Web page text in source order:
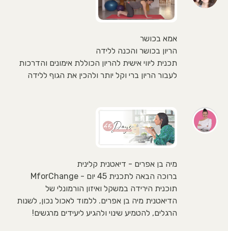
אמא בכושר
הריון בכושר והכנה ללידה
תכנית ליווי אישית להריון הכוללת אימונים והדרכות
לעבור הריון ברי וקל יותר ולהכין את הגוף ללידה
מיה בן אפרים - דיאטנית קלינית
ברוכה הבאה לתכנית 45 יום - MforChange
תוכנית הירידה במשקל ואיזון הורמונלי של
הדיאטנית מיה בן אפרים. ללמוד לאכול נכון, לשנות
הרגלים, להטמיע שינוי ולהגיע ליעידים מרגשים!